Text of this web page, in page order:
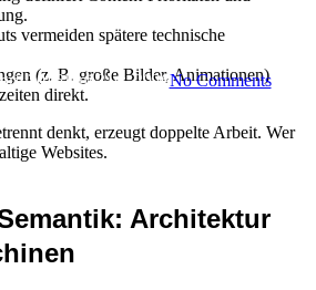
beginnt
2026Juni 21st, 2026No Comments
vermeiden spätere technische
(z. B. große Bilder, Animationen)
direkt.
denkt, erzeugt doppelte Arbeit. Wer
Websites.
Architektur